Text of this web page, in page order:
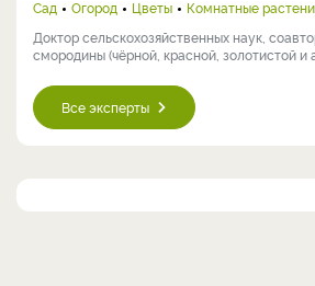
Сад Огород Цветы Комнатные
Доктор сельскохозяйственных наук,
смородины (чёрной, красной, золотистой и
Все эксперты